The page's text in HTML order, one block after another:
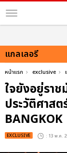
แกลเลอรี
หน้าแรก exclusive
ใจยังอยู่รา
ประวัติศาสต
BANGKOK
EXCLUSIVE : 13 พ.ค.